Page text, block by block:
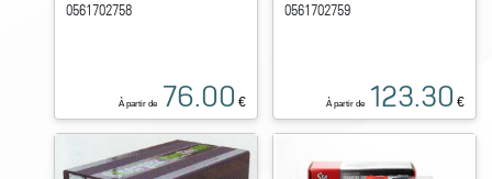
0561702758
À partir de 76.00 €
0561702759
À partir de 123.30 €